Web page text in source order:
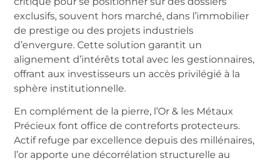
exclusifs, souvent hors marché, dans l’immobilier
de prestige ou des projets industriels
d’envergure. Cette solution garantit un
alignement d’intérêts total avec les gestionnaires,
offrant aux investisseurs un accès privilégié à la
sphère institutionnelle.
En complément de la pierre, l’Or & les Métaux
Précieux font office de contreforts protecteurs.
Actif refuge par excellence depuis des millénaires,
l’or apporte une décorrélation structurelle au